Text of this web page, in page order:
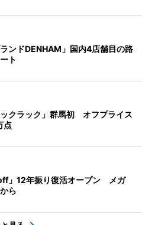
ンドDENHAM」国内4店舗目の路
ト
クラック」群馬初 オフプライス
点
」12年振り復活オープン メガ
ら